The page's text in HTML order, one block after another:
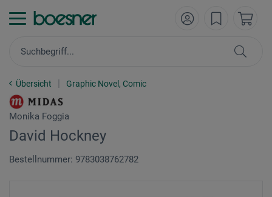
Übersicht Graphic Novel, Comic
Monika Foggia
David Hockney
Bestellnummer: 9783038762782